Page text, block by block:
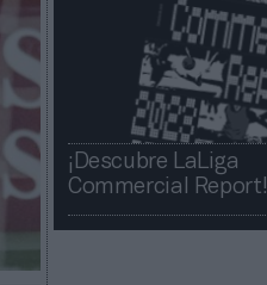
¡Descubre LaLiga
Commercial Report!​​